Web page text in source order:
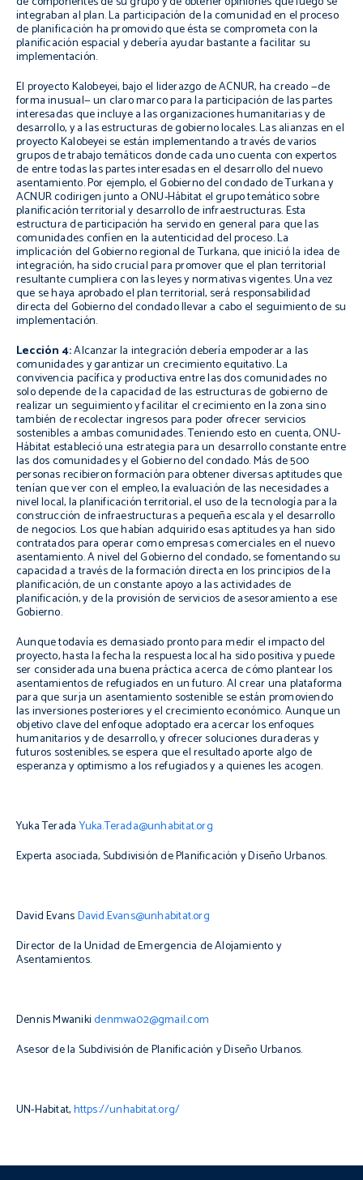
integraban al plan. La participación de la comunidad en el proceso
de planificación ha promovido que ésta se comprometa con la
planificación espacial y debería ayudar bastante a facilitar su
implementación.
El proyecto Kalobeyei, bajo el liderazgo de ACNUR, ha creado —de
forma inusual— un claro marco para la participación de las partes
interesadas que incluye a las organizaciones humanitarias y de
desarrollo, y a las estructuras de gobierno locales. Las alianzas en el
proyecto Kalobeyei se están implementando a través de varios
grupos de trabajo temáticos donde cada uno cuenta con expertos
de entre todas las partes interesadas en el desarrollo del nuevo
asentamiento. Por ejemplo, el Gobierno del condado de Turkana y
ACNUR codirigen junto a ONU-Hábitat el grupo temático sobre
planificación territorial y desarrollo de infraestructuras. Esta
estructura de participación ha servido en general para que las
comunidades confíen en la autenticidad del proceso. La
implicación del Gobierno regional de Turkana, que inició la idea de
integración, ha sido crucial para promover que el plan territorial
resultante cumpliera con las leyes y normativas vigentes. Una vez
que se haya aprobado el plan territorial, será responsabilidad
directa del Gobierno del condado llevar a cabo el seguimiento de su
implementación.
Lección 4:Alcanzar la integración debería empoderar a las
comunidades y garantizar un crecimiento equitativo. La
convivencia pacífica y productiva entre las dos comunidades no
solo depende de la capacidad de las estructuras de gobierno de
realizar un seguimiento y facilitar el crecimiento en la zona sino
también de recolectar ingresos para poder ofrecer servicios
sostenibles a ambas comunidades. Teniendo esto en cuenta, ONU-
Hábitat estableció una estrategia para un desarrollo constante entre
las dos comunidades y el Gobierno del condado. Más de 500
personas recibieron formación para obtener diversas aptitudes que
tenían que ver con el empleo, la evaluación de las necesidades a
nivel local, la planificación territorial, el uso de la tecnología para la
construcción de infraestructuras a pequeña escala y el desarrollo
de negocios. Los que habían adquirido esas aptitudes ya han sido
contratados para operar como empresas comerciales en el nuevo
asentamiento. A nivel del Gobierno del condado, se fomentando su
capacidad a través de la formación directa en los principios de la
planificación, de un constante apoyo a las actividades de
planificación, y de la provisión de servicios de asesoramiento a ese
Gobierno.
Aunque todavía es demasiado pronto para medir el impacto del
proyecto, hasta la fecha la respuesta local ha sido positiva y puede
ser considerada una buena práctica acerca de cómo plantear los
asentamientos de refugiados en un futuro. Al crear una plataforma
para que surja un asentamiento sostenible se están promoviendo
las inversiones posteriores y el crecimiento económico. Aunque un
objetivo clave del enfoque adoptado era acercar los enfoques
humanitarios y de desarrollo, y ofrecer soluciones duraderas y
futuros sostenibles, se espera que el resultado aporte algo de
esperanza y optimismo a los refugiados y a quienes les acogen.
Yuka TeradaYuka.Terada@unhabitat.org
Experta asociada, Subdivisión de Planificación y Diseño Urbanos.
David EvansDavid.Evans@unhabitat.org
Director de la Unidad de Emergencia de Alojamiento y
Asentamientos.
Dennis Mwanikidenmwa02@gmail.com
Asesor de la Subdivisión de Planificación y Diseño Urbanos.
UN-Habitat,https://unhabitat.org/